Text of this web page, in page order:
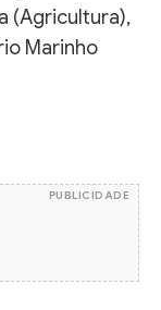
(Agricultura),
Marinho
PUBLICIDADE